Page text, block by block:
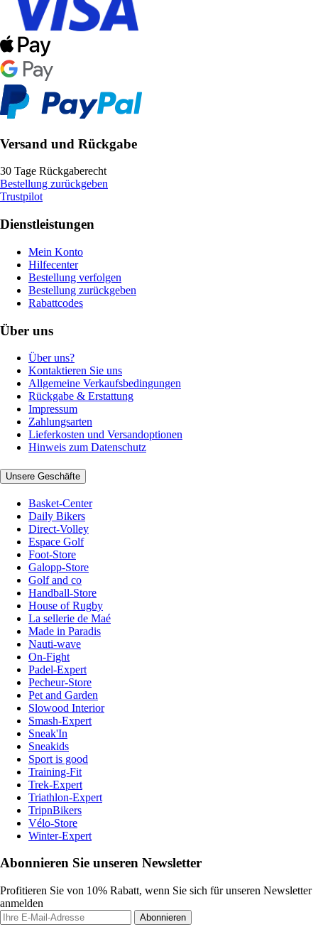
Versand und Rückgabe
30 Tage Rückgaberecht
Bestellung zurückgeben
Trustpilot
Dienstleistungen
Mein Konto
Hilfecenter
Bestellung verfolgen
Bestellung zurückgeben
Rabattcodes
Über uns
Über uns?
Kontaktieren Sie uns
Allgemeine Verkaufsbedingungen
Rückgabe & Erstattung
Impressum
Zahlungsarten
Lieferkosten und Versandoptionen
Hinweis zum Datenschutz
Unsere Geschäfte
Basket-Center
Daily Bikers
Direct-Volley
Espace Golf
Foot-Store
Galopp-Store
Golf and co
Handball-Store
House of Rugby
La sellerie de Maé
Made in Paradis
Nauti-wave
On-Fight
Padel-Expert
Pecheur-Store
Pet and Garden
Slowood Interior
Smash-Expert
Sneak'In
Sneakids
Sport is good
Training-Fit
Trek-Expert
Triathlon-Expert
TripnBikers
Vélo-Store
Winter-Expert
Abonnieren Sie unseren Newsletter
Profitieren Sie von 10% Rabatt, wenn Sie sich für unseren Newsletter
anmelden
Abonnieren